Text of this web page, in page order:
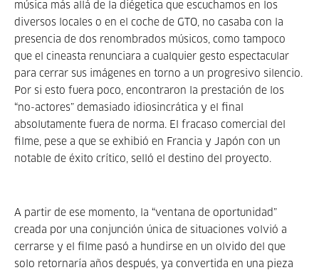
música más allá de la diégetica que escuchamos en los
diversos locales o en el coche de GTO, no casaba con la
presencia de dos renombrados músicos, como tampoco
que el cineasta renunciara a cualquier gesto espectacular
para cerrar sus imágenes en torno a un progresivo silencio.
Por si esto fuera poco, encontraron la prestación de los
“no-actores” demasiado idiosincrática y el final
absolutamente fuera de norma. El fracaso comercial del
filme, pese a que se exhibió en Francia y Japón con un
notable de éxito crítico, selló el destino del proyecto.
A partir de ese momento, la “ventana de oportunidad”
creada por una conjunción única de situaciones volvió a
cerrarse y el filme pasó a hundirse en un olvido del que
solo retornaría años después, ya convertida en una pieza